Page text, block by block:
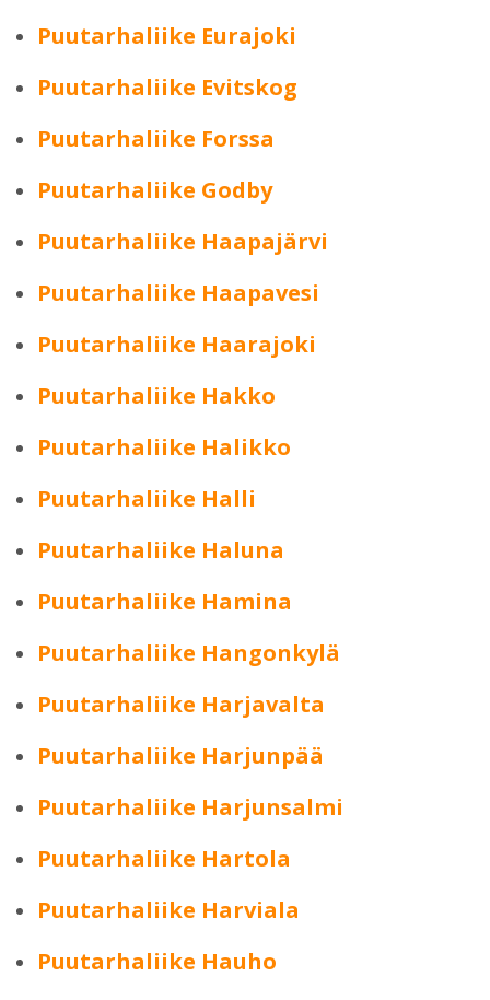
Puutarhaliike Eurajoki
Puutarhaliike Evitskog
Puutarhaliike Forssa
Puutarhaliike Godby
Puutarhaliike Haapajärvi
Puutarhaliike Haapavesi
Puutarhaliike Haarajoki
Puutarhaliike Hakko
Puutarhaliike Halikko
Puutarhaliike Halli
Puutarhaliike Haluna
Puutarhaliike Hamina
Puutarhaliike Hangonkylä
Puutarhaliike Harjavalta
Puutarhaliike Harjunpää
Puutarhaliike Harjunsalmi
Puutarhaliike Hartola
Puutarhaliike Harviala
Puutarhaliike Hauho